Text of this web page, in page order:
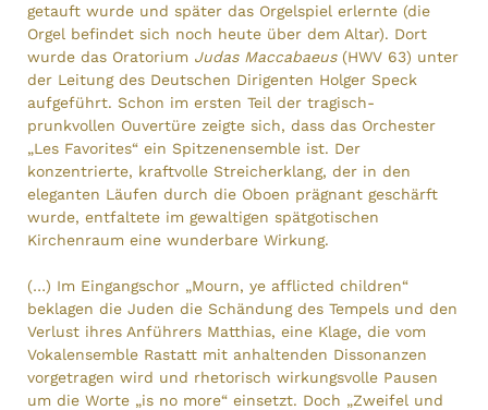
getauft wurde und später das Orgelspiel erlernte (die
Orgel befindet sich noch heute über dem Altar). Dort
wurde das Oratorium Judas Maccabaeus(HWV 63) unter
der Leitung des Deutschen Dirigenten Holger Speck
aufgeführt. Schon im ersten Teil der tragisch-
prunkvollen Ouvertüre zeigte sich, dass das Orchester
„Les Favorites“ ein Spitzenensemble ist. Der
konzentrierte, kraftvolle Streicherklang, der in den
eleganten Läufen durch die Oboen prägnant geschärft
wurde, entfaltete im gewaltigen spätgotischen
Kirchenraum eine wunderbare Wirkung.
(…) Im Eingangschor „Mourn, ye afflicted children“
beklagen die Juden die Schändung des Tempels und den
Verlust ihres Anführers Matthias, eine Klage, die vom
Vokalensemble Rastatt mit anhaltenden Dissonanzen
vorgetragen wird und rhetorisch wirkungsvolle Pausen
um die Worte „is no more“ einsetzt. Doch „Zweifel und